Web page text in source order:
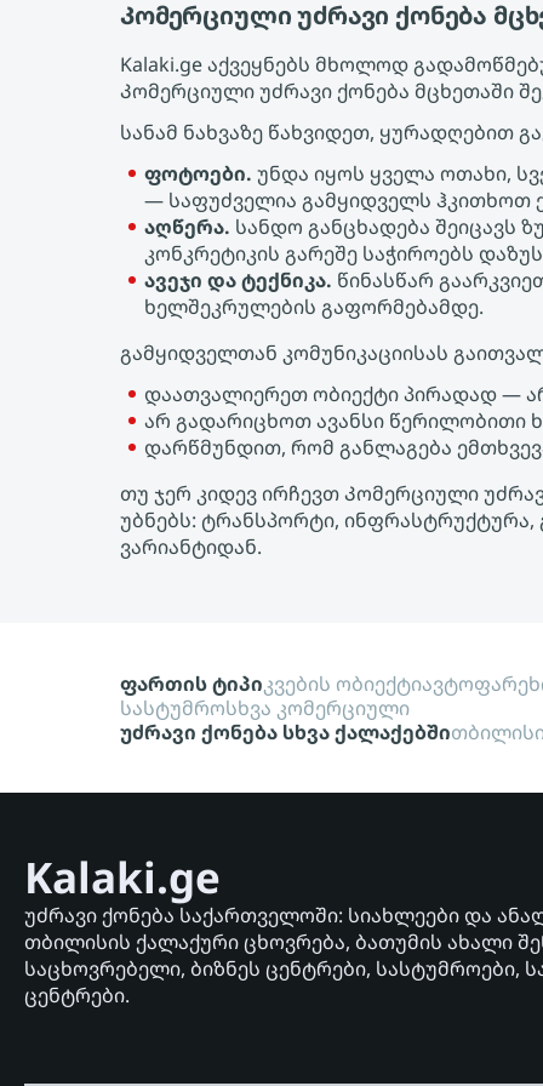
Კომერციული უძრავი ქონება
Kalaki.ge აქვეყნებს მხოლოდ
Კომერციული უძრავი ქონება მცხეთაში
სანამ ნახვაზე წახვიდეთ, ყურადღებით
ფოტოები. უნდა იყოს ყველა ოთახი,
— საფუძველია გამყიდველს ჰკითხოთ
აღწერა. სანდო განცხადება
კონკრეტიკის გარეშე საჭიროებს
ავეჯი და ტექნიკა. წინასწარ
ხელშეკრულების გაფორმებამდე.
გამყიდველთან კომუნიკაციისას
დაათვალიერეთ ობიექტი პირადად —
არ გადარიცხოთ ავანსი წერილობითი
დარწმუნდით, რომ განლაგება
თუ ჯერ კიდევ ირჩევთ Კომერციული
უბნებს: ტრანსპორტი, ინფრასტრუქტურა,
ვარიანტიდან.
ფართის ტიპიკვების ობიექტი
სასტუმროსხვა კომერციული
უძრავი ქონება სხვა ქალაქებში
Kalaki.ge
უძრავი ქონება საქართველოში: სიახლეები და
თბილისის ქალაქური ცხოვრება, ბათუმის ახალი
საცხოვრებელი, ბიზნეს ცენტრები, სასტუმროები,
ცენტრები.